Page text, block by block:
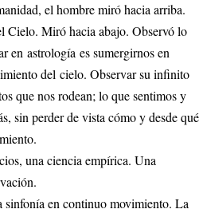
el hombre miró hacia arriba.
Cielo. Miró hacia abajo. Observó lo
en astrología es sumergirnos en
del cielo. Observar su infinito
que nos rodean; lo que sentimos y
sin perder de vista cómo y desde qué
una ciencia empírica. Una
sinfonía en continuo movimiento. La